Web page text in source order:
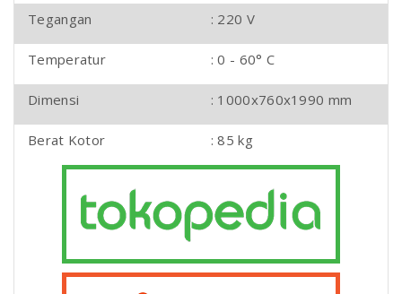
Tegangan : 220 V
Temperatur : 0 - 60° C
Dimensi : 1000x760x1990 mm
Berat Kotor : 85 kg